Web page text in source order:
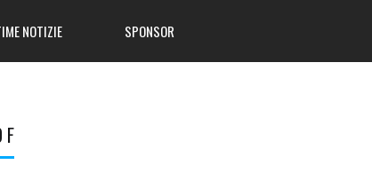
NOTIZIE SPONSOR
F